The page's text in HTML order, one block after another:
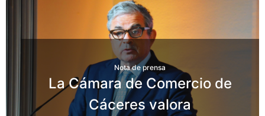
Nota de prensa
La Cámara de Comercio de
Cáceres valora
Nota de prensa
Abierto el plazo de
matriculación para los
ciclos superiores y curso de
especialización de Big Data,